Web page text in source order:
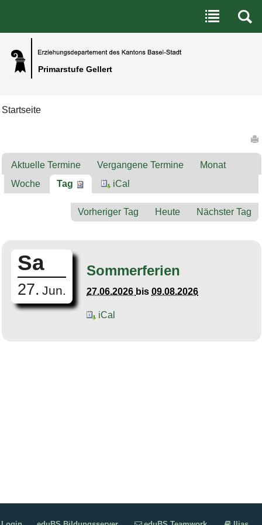
Primarstufe Gellert
Benutzerspezifische Werkzeuge
Direkt zum Inhalt|Direkt zur Navigation
Startseite
Aktuelle Termine Vergangene Termine
Monat
Woche
Tag iCal
Vorheriger Tag Heute Nächster Tag
Sa
27. Jun.
Sommerferien
27.06.2026 bis09.08.2026
iCal